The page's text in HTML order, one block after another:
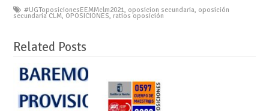
#UGToposicionesEEMMclm2021, oposicion secundaria, oposición
secundaria CLM, OPOSICIONES, ratios oposición
Related Posts